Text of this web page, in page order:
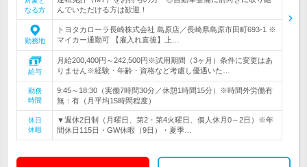
なる方
んでいただける方は歓迎！
勤務地
トヨタカローラ長崎株式会社 島原店／長崎県島原市田町693-1 ※
マイカー通勤可 【雇入れ直後】上…
給与
月給200,400円～242,500円※試用期間（3ヶ月）条件に変更はあ
りません※経験・年齢・資格など考慮し優遇いた…
勤務
時間
9:45～18:30（実働7時間30分／休憩1時間15分）※時間外労働有
無：有（月平均15時間程度）
休日
休暇
▼週休2日制（月曜日、第2・第4火曜日、個人休月0～2日）※年
間休日115日・GW休暇（9日）・夏季…